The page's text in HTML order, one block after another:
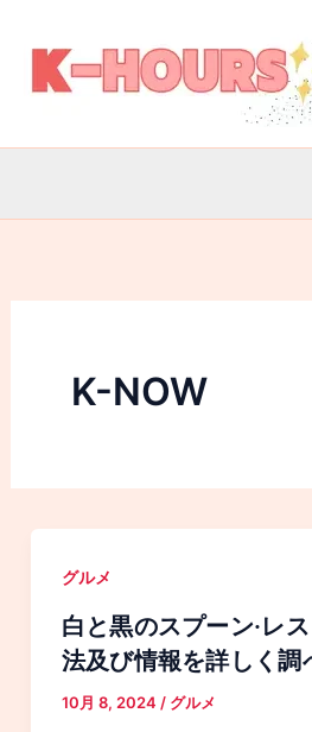
キ
プ
K-NOW
グルメ
白と黒のスプーン·レ
法及び情報を詳しく調
10月 8, 2024 / グルメ